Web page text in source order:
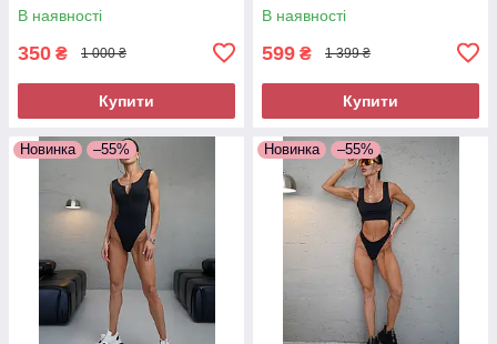
В наявності
350 ₴ 1 000 ₴
Купити
В наявності
599 ₴ 1 399 ₴
Купити
Новинка –55% Новинка –55%